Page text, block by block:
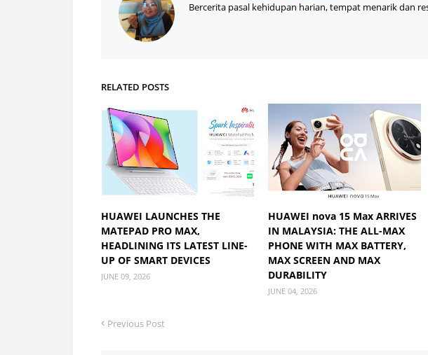
Bercerita pasal kehidupan harian, tempat menarik dan
RELATED POSTS
HUAWEI LAUNCHES THE
MATEPAD PRO MAX,
HEADLINING ITS LATEST LINE-
UP OF SMART DEVICES
JUNE 09, 2026
HUAWEI nova 15 Max ARRIVES
IN MALAYSIA: THE ALL-MAX
PHONE WITH MAX BATTERY,
MAX SCREEN AND MAX
DURABILITY
JUNE 04, 2026
Previous Post